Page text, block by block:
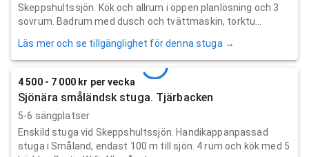
Skeppshultssjön. Kök och allrum i öppen planlösning och 3
sovrum. Badrum med dusch och tvättmaskin, torktu...
Läs mer och se tillgänglighet för denna stuga →
4 500 - 7 000 kr per vecka
Sjönära småländsk stuga. Tjärbacken
5-6 sängplatser
Enskild stuga vid Skeppshultssjön. Handikappanpassad
stuga i Småland, endast 100 m till sjön. 4 rum och kök med 5